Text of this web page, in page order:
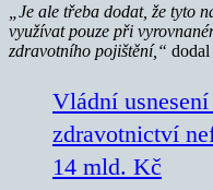
„Je ale třeba dodat, že tyto
využívat pouze při
zdravotního pojištění,“ dodal
Vládní
zdravotnictví
14 mld. Kč